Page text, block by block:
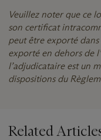
Veuillez noter que ce
son certificat
peut être exporté
exporté en dehors de
l’adjudicataire est un
dispositions du
Related